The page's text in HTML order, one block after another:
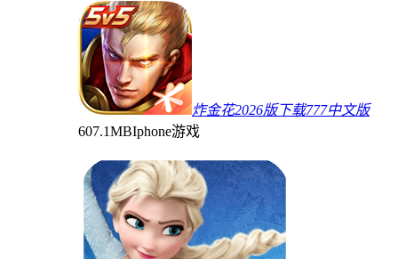
炸金花2026版下载777中文版
607.1MBIphone游戏